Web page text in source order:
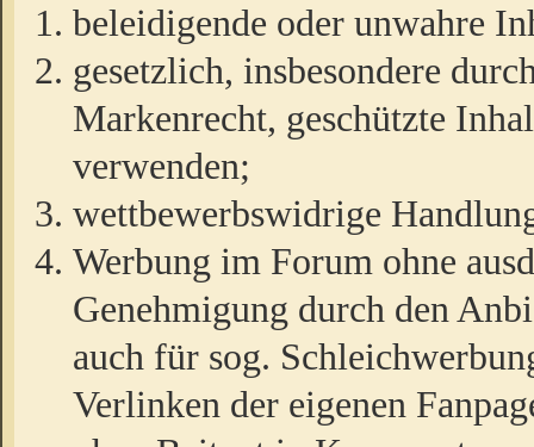
beleidigende oder unwahre
gesetzlich, insbesondere
Markenrecht, geschützte
verwenden;
wettbewerbswidrige
Werbung im Forum ohne
Genehmigung durch den
auch für sog.
Verlinken der eigenen